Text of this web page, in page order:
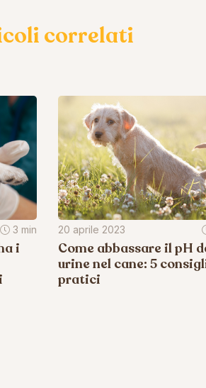
correlati
3 min
i
20 aprile 2023
Come abbassare il pH
urine nel cane: 5
pratici